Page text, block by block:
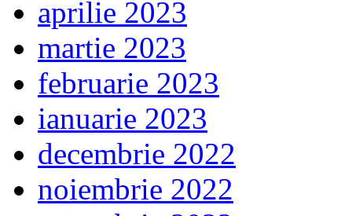
aprilie 2023
martie 2023
februarie 2023
ianuarie 2023
decembrie 2022
noiembrie 2022